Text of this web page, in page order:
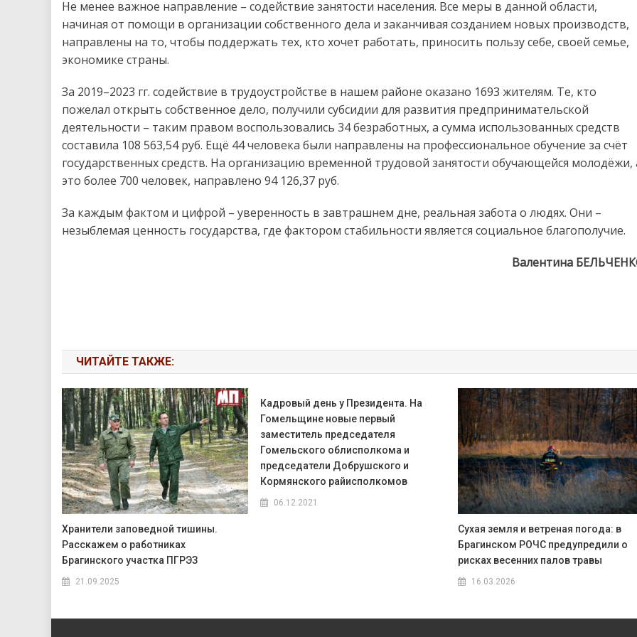
Не менее важное направление – содействие занятости населения. Все меры в данной области,
начиная от помощи в организации собственного дела и заканчивая созданием новых производств,
направлены на то, чтобы поддержать тех, кто хочет работать, приносить пользу себе, своей семье,
экономике страны.
За 2019–2023 гг. содействие в трудоустройстве в нашем районе оказано 1693 жителям. Те, кто
пожелал открыть собственное дело, получили субсидии для развития предпринимательской
деятельности – таким правом воспользовались 34 безработных, а сумма использованных средств
составила 108 563,54 руб. Ещё 44 человека были направлены на профессиональное обучение за счёт
государственных средств. На организацию временной трудовой занятости обучающейся молодёжи,
это более 700 человек, направлено 94 126,37 руб.
За каждым фактом и цифрой – уверенность в завтрашнем дне, реальная забота о людях. Они –
незыблемая ценность государства, где фактором стабильности является социальное благополучие.
Валентина
ЧИТАЙТЕ ТАКЖЕ:
Хранители заповедной тишины.
Расскажем о работниках
Брагинского участка ПГРЭЗ
21.09.2025
Кадровый день у Президента. На
Гомельщине новые первый
заместитель председателя
Гомельского облисполкома и
председатели Добрушского и
Кормянского райисполкомов
06.12.2021
Сухая земля и ветреная погода: в
Брагинском РОЧС предупредили о
рисках весенних палов травы
16.03.2026